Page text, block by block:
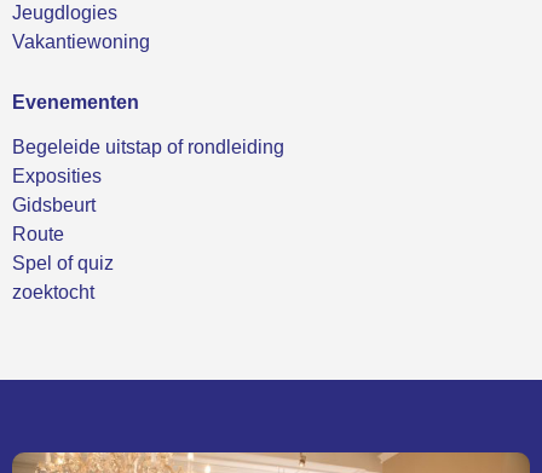
Jeugdlogies
Vakantiewoning
Evenementen
Begeleide uitstap of rondleiding
Exposities
Gidsbeurt
Route
Spel of quiz
zoektocht